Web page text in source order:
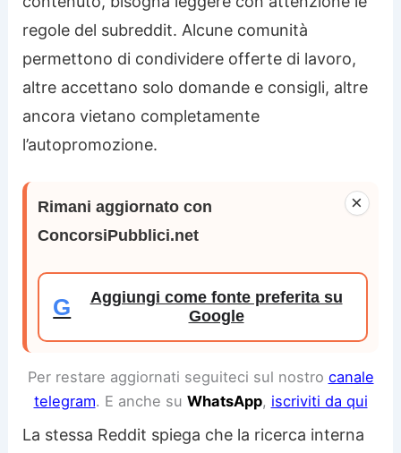
regole del subreddit. Alcune comunità
permettono di condividere offerte di lavoro,
altre accettano solo domande e consigli, altre
ancora vietano completamente
l’autopromozione.
×
Rimani aggiornato con
ConcorsiPubblici.net
G
Aggiungi come fonte preferita su
Google
Per restare aggiornati seguiteci sul nostro canale
telegram. E anche su WhatsApp, iscriviti da qui
La stessa Reddit spiega che la ricerca interna